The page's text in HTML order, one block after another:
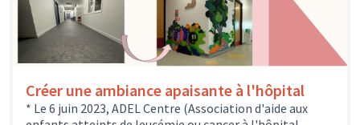
Créer une ambiance apaisante à l'hôpital
* Le 6 juin 2023, ADEL Centre (Association d'aide aux